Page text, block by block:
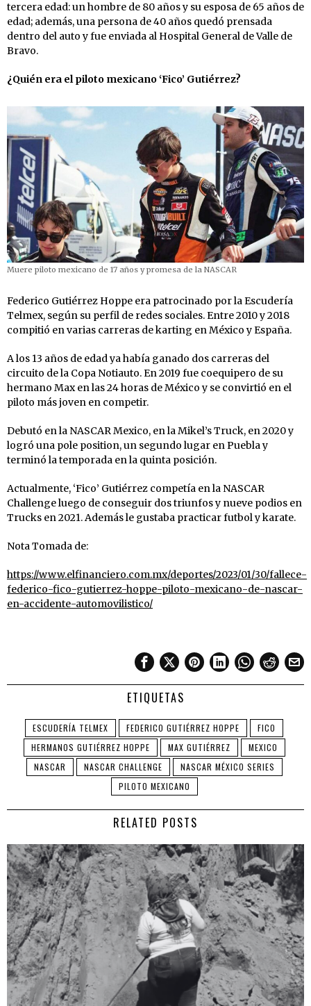
tercera edad: un hombre de 80 años y su esposa de 65 años de
edad; además, una persona de 40 años quedó prensada
dentro del auto y fue enviada al Hospital General de Valle de
Bravo.
¿Quién era el piloto mexicano ‘Fico’ Gutiérrez?
Muere piloto mexicano de 17 años y promesa de la NASCAR
Federico Gutiérrez Hoppe era patrocinado por la Escudería
Telmex, según su perfil de redes sociales. Entre 2010 y 2018
compitió en varias carreras de karting en México y España.
A los 13 años de edad ya había ganado dos carreras del
circuito de la Copa Notiauto. En 2019 fue coequipero de su
hermano Max en las 24 horas de México y se convirtió en el
piloto más joven en competir.
Debutó en la NASCAR Mexico, en la Mikel’s Truck, en 2020 y
logró una pole position, un segundo lugar en Puebla y
terminó la temporada en la quinta posición.
Actualmente, ‘Fico’ Gutiérrez competía en la NASCAR
Challenge luego de conseguir dos triunfos y nueve podios en
Trucks en 2021. Además le gustaba practicar futbol y karate.
Nota Tomada de:
https://www.elfinanciero.com.mx/deportes/2023/01/30/fallece-
federico-fico-gutierrez-hoppe-piloto-mexicano-de-nascar-
en-accidente-automovilistico/
ETIQUETAS
ESCUDERÍA TELMEX FEDERICO GUTIÉRREZ HOPPE
FICO
HERMANOS GUTIÉRREZ HOPPE
MAX GUTIÉRREZ
MEXICO
NASCAR
NASCAR CHALLENGE
NASCAR MÉXICO SERIES
PILOTO MEXICANO
RELATED POSTS